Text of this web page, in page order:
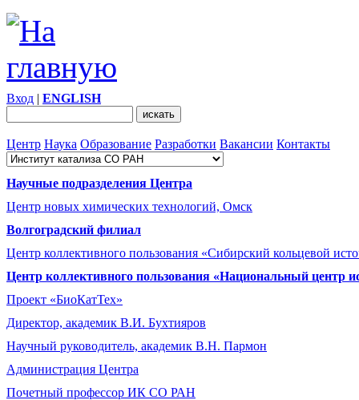
Вход | ENGLISH
Центр Наука Образование Разработки Вакансии Контакты
Научные подразделения Центра
Центр новых химических технологий, Омск
Волгоградский филиал
Центр коллективного пользования «Сибирский кольцевой
Центр коллективного пользования «Национальный центр
Проект «БиоКатТех»
Директор, академик В.И. Бухтияров
Научный руководитель, академик В.Н. Пармон
Администрация Центра
Почетный профессор ИК СО РАН